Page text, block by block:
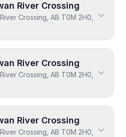
River Crossing
Crossing, AB T0M 2H0,
River Crossing
Crossing, AB T0M 2H0,
River Crossing
Crossing, AB T0M 2H0,